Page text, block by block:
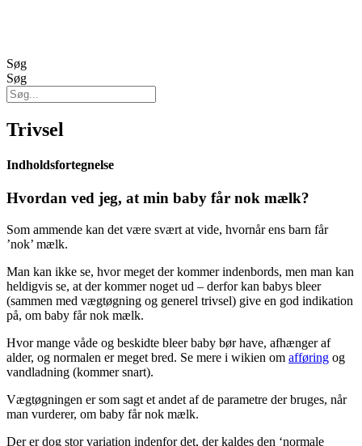
Søg
Søg
Trivsel
Indholdsfortegnelse
Hvordan ved jeg, at min baby får nok mælk?
Som ammende kan det være svært at vide, hvornår ens barn får
’nok’ mælk.
Man kan ikke se, hvor meget der kommer indenbords, men man kan
heldigvis se, at der kommer noget ud – derfor kan babys bleer
(sammen med vægtøgning og generel trivsel) give en god indikation
på, om baby får nok mælk.
Hvor mange våde og beskidte bleer baby bør have, afhænger af
alder, og normalen er meget bred. Se mere i wikien om afføring og
vandladning (kommer snart).
Vægtøgningen er som sagt et andet af de parametre der bruges, når
man vurderer, om baby får nok mælk.
Der er dog stor variation indenfor det, der kaldes den ‘normale